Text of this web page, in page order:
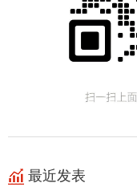
最近发表